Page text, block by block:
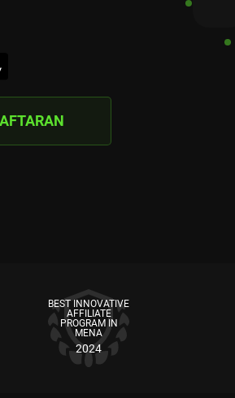
BEST INNOVATIVE
AFFILIATE
PROGRAM IN
MENA
2024